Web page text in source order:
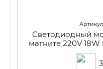
Светодиодный
магните 220V
(LW-